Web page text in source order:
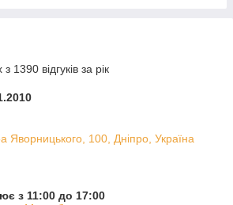
1390 відгуків за рік
Яворницького, 100, Дніпро, Україна
з 11:00 до 17:00